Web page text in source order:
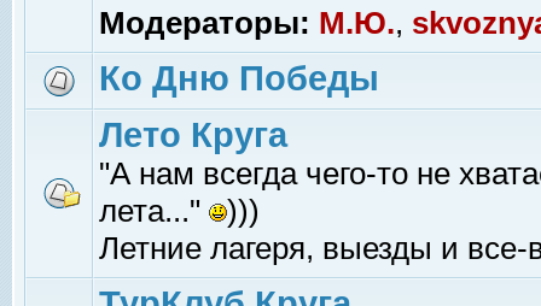
Модераторы: М.Ю.,
Ко Дню Победы
Лето Круга
"А нам всегда чего-то не
лета..."
)))
Летние лагеря, выезды и все-